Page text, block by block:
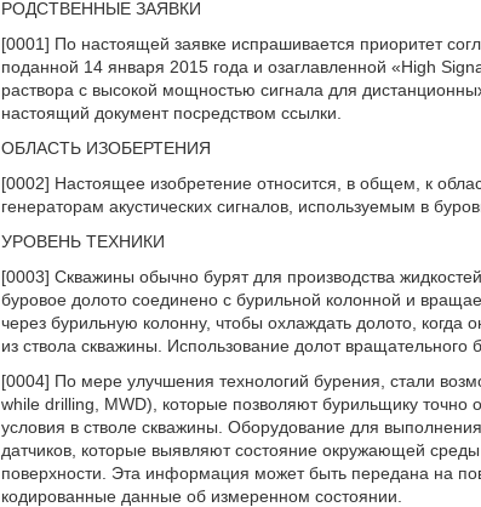
РОДСТВЕННЫЕ ЗАЯВКИ
[0001] По настоящей заявке испрашивается приоритет
поданной 14 января 2015 года и озаглавленной «High
раствора с высокой мощностью сигнала для
настоящий документ посредством ссылки.
ОБЛАСТЬ ИЗОБЕРТЕНИЯ
[0002] Настоящее изобретение относится, в общем, к
генераторам акустических сигналов, используемым в
УРОВЕНЬ ТЕХНИКИ
[0003] Скважины обычно бурят для производства
буровое долото соединено с бурильной колонной и
через бурильную колонну, чтобы охлаждать долото,
из ствола скважины. Использование долот вращательного
[0004] По мере улучшения технологий бурения, стали
while drilling, MWD), которые позволяют бурильщику
условия в стволе скважины. Оборудование для
датчиков, которые выявляют состояние окружающей
поверхности. Эта информация может быть передана на
кодированные данные об измеренном состоянии.